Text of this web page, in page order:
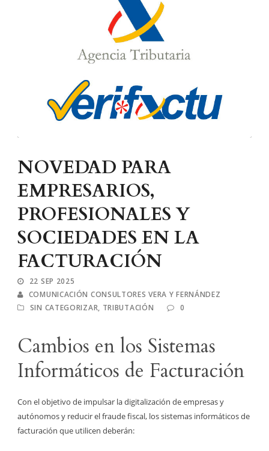
NOVEDAD PARA
EMPRESARIOS,
PROFESIONALES Y
SOCIEDADES EN LA
FACTURACIÓN
22 SEP 2025
COMUNICACIÓN CONSULTORES VERA Y FERNÁNDEZ
SIN CATEGORIZAR, TRIBUTACIÓN 0
Cambios en los Sistemas
Informáticos de Facturación
Con el objetivo de impulsar la digitalización de empresas y
autónomos y reducir el fraude fiscal, los sistemas informáticos de
facturación que utilicen deberán: